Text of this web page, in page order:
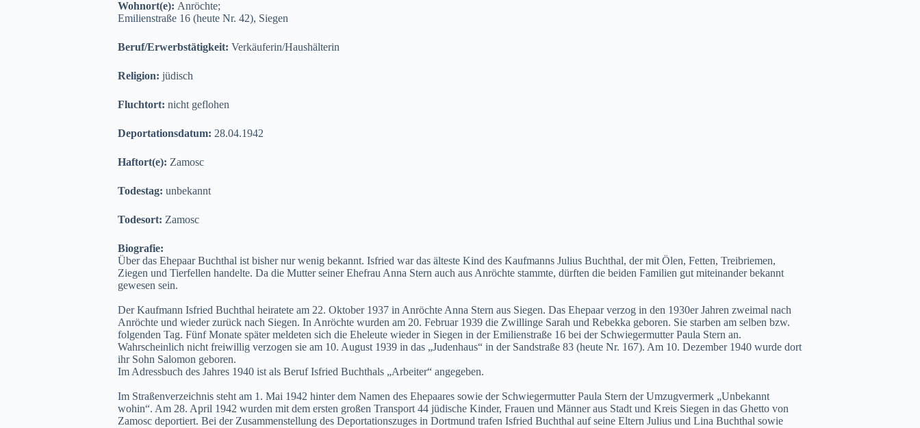
Wohnort(e): Anröchte;
Emilienstraße 16 (heute Nr. 42), Siegen
Beruf/Erwerbstätigkeit: Verkäuferin/Haushälterin
Religion: jüdisch
Fluchtort: nicht geflohen
Deportationsdatum: 28.04.1942
Haftort(e): Zamosc
Todestag: unbekannt
Todesort: Zamosc
Biografie:
Über das Ehepaar Buchthal ist bisher nur wenig bekannt. Isfried war das älteste Kind des Kaufmanns Julius Buchthal, der mit Ölen, Fetten, Treibriemen,
Ziegen und Tierfellen handelte. Da die Mutter seiner Ehefrau Anna Stern auch aus Anröchte stammte, dürften die beiden Familien gut miteinander bekannt
gewesen sein.
Der Kaufmann Isfried Buchthal heiratete am 22. Oktober 1937 in Anröchte Anna Stern aus Siegen. Das Ehepaar verzog in den 1930er Jahren zweimal nach
Anröchte und wieder zurück nach Siegen. In Anröchte wurden am 20. Februar 1939 die Zwillinge Sarah und Rebekka geboren. Sie starben am selben bzw.
folgenden Tag. Fünf Monate später meldeten sich die Eheleute wieder in Siegen in der Emilienstraße 16 bei der Schwiegermutter Paula Stern an.
Wahrscheinlich nicht freiwillig verzogen sie am 10. August 1939 in das „Judenhaus“ in der Sandstraße 83 (heute Nr. 167). Am 10. Dezember 1940 wurde dort
ihr Sohn Salomon geboren.
Im Adressbuch des Jahres 1940 ist als Beruf Isfried Buchthals „Arbeiter“ angegeben.
Im Straßenverzeichnis steht am 1. Mai 1942 hinter dem Namen des Ehepaares sowie der Schwiegermutter Paula Stern der Umzugvermerk „Unbekannt
wohin“. Am 28. April 1942 wurden mit dem ersten großen Transport 44 jüdische Kinder, Frauen und Männer aus Stadt und Kreis Siegen in das Ghetto von
Zamosc deportiert. Bei der Zusammenstellung des Deportationszuges in Dortmund trafen Isfried Buchthal auf seine Eltern Julius und Lina Buchthal sowie